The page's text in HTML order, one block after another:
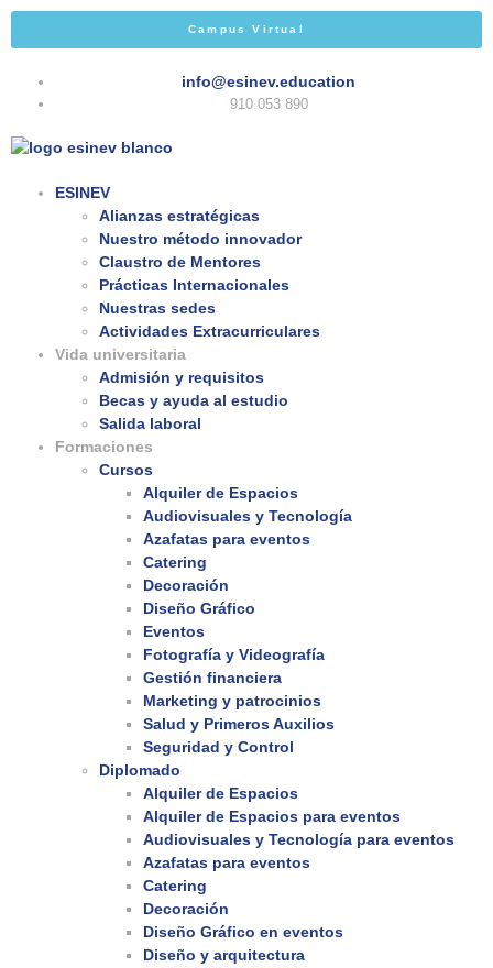
Campus Virtual
info@esinev.education
910 053 890
ESINEV
Alianzas estratégicas
Nuestro método innovador
Claustro de Mentores
Prácticas Internacionales
Nuestras sedes
Actividades Extracurriculares
Vida universitaria
Admisión y requisitos
Becas y ayuda al estudio
Salida laboral
Formaciones
Cursos
Alquiler de Espacios
Audiovisuales y Tecnología
Azafatas para eventos
Catering
Decoración
Diseño Gráfico
Eventos
Fotografía y Videografía
Gestión financiera
Marketing y patrocinios
Salud y Primeros Auxilios
Seguridad y Control
Diplomado
Alquiler de Espacios
Alquiler de Espacios para eventos
Audiovisuales y Tecnología para eventos
Azafatas para eventos
Catering
Decoración
Diseño Gráfico en eventos
Diseño y arquitectura